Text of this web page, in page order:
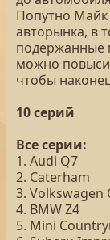
Попутно Майк
авторынка, в
подержанные
можно
чтобы
10 серий
Все серии:
1. Audi Q7
2. Caterham
3. Volkswagen
4. BMW Z4
5. Mini